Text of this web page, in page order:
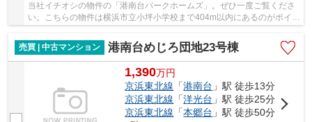
当社イチオシの物件の「港南台パークホームズ」。ぜひ一度ご覧くださ
い。こちらの物件は横浜市立小坪小学校まで404m以内にあるのがポイン
売買 | 中古マンション
港南台めじろ団地23号棟
1,390万円
京浜東北線 「港南台 」駅 徒歩13分
京浜東北線 「洋光台 」駅 徒歩25分
京浜東北線 「本郷台 」駅 徒歩50分